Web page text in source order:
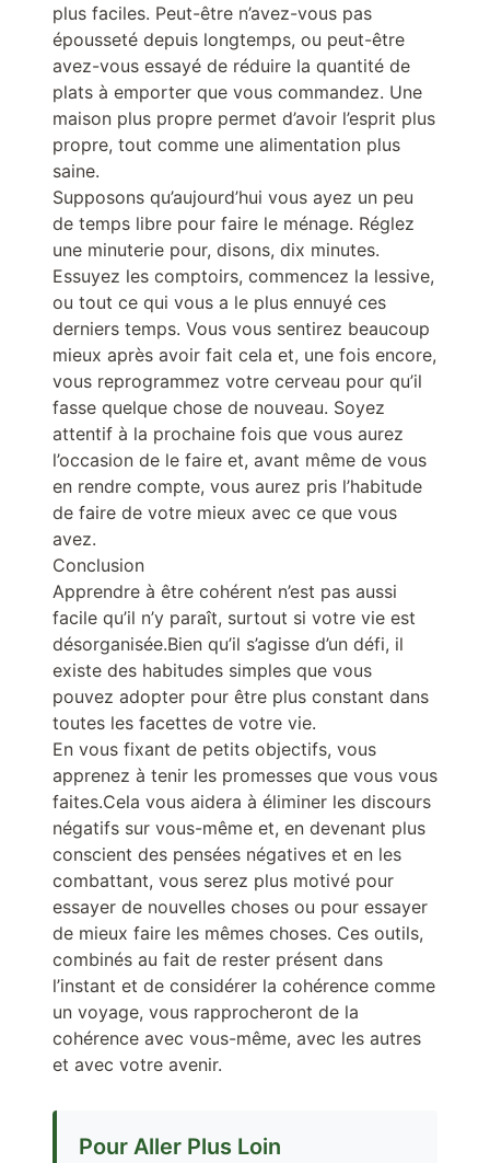
plus faciles. Peut-être n’avez-vous pas
épousseté depuis longtemps, ou peut-être
avez-vous essayé de réduire la quantité de
plats à emporter que vous commandez. Une
maison plus propre permet d’avoir l’esprit plus
propre, tout comme une alimentation plus
saine.
Supposons qu’aujourd’hui vous ayez un peu
de temps libre pour faire le ménage. Réglez
une minuterie pour, disons, dix minutes.
Essuyez les comptoirs, commencez la lessive,
ou tout ce qui vous a le plus ennuyé ces
derniers temps. Vous vous sentirez beaucoup
mieux après avoir fait cela et, une fois encore,
vous reprogrammez votre cerveau pour qu’il
fasse quelque chose de nouveau. Soyez
attentif à la prochaine fois que vous aurez
l’occasion de le faire et, avant même de vous
en rendre compte, vous aurez pris l’habitude
de faire de votre mieux avec ce que vous
avez.
Conclusion
Apprendre à être cohérent n’est pas aussi
facile qu’il n’y paraît, surtout si votre vie est
désorganisée.Bien qu’il s’agisse d’un défi, il
existe des habitudes simples que vous
pouvez adopter pour être plus constant dans
toutes les facettes de votre vie.
En vous fixant de petits objectifs, vous
apprenez à tenir les promesses que vous vous
faites.Cela vous aidera à éliminer les discours
négatifs sur vous-même et, en devenant plus
conscient des pensées négatives et en les
combattant, vous serez plus motivé pour
essayer de nouvelles choses ou pour essayer
de mieux faire les mêmes choses. Ces outils,
combinés au fait de rester présent dans
l’instant et de considérer la cohérence comme
un voyage, vous rapprocheront de la
cohérence avec vous-même, avec les autres
et avec votre avenir.
Pour Aller Plus Loin